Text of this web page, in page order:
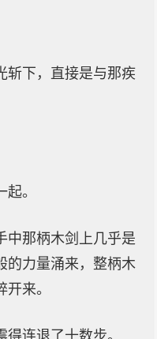
斩下，直接是与那疾
。
中那柄木剑上几乎是
的力量涌来，整柄木
来。
连退了十数步。